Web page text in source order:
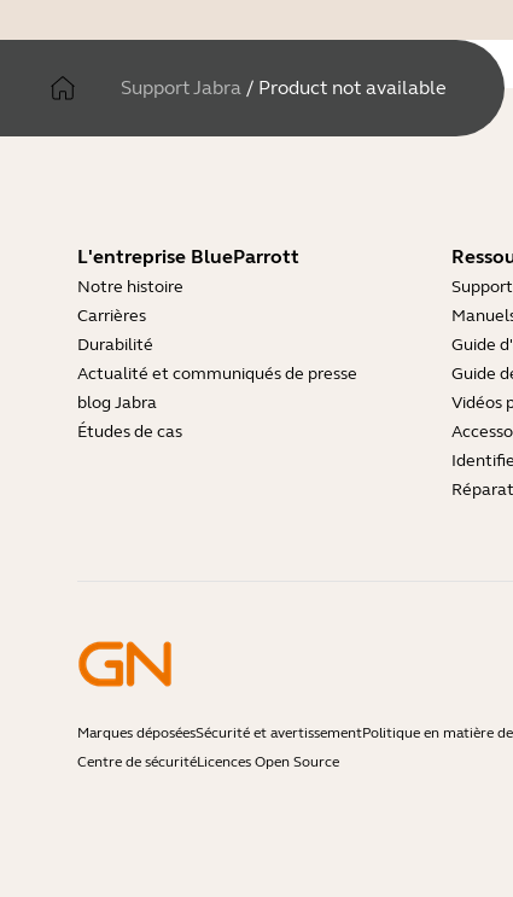
Support Jabra / Product not available
L'entreprise BlueParrott
Notre histoire
Carrières
Durabilité
Actualité et communiqués de presse
blog Jabra
Études de cas
Guide
Guide
Vidéos
Marques déposéesSécurité et avertissementPolitique en matière
Centre de sécuritéLicences Open Source